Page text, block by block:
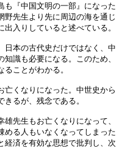
も『中国文明の一部』になった
野先生より先に周辺の海を通じ
入りしていると述べている。
日本の古代史だけではなく、中
識も必要になる。このため、
ことがわかる。
亡くなりになった。中世史から
るが、残念である。
先生もお亡くなりになって、
める人もいなくなってしまった
経済を有効な思想で批判し、次